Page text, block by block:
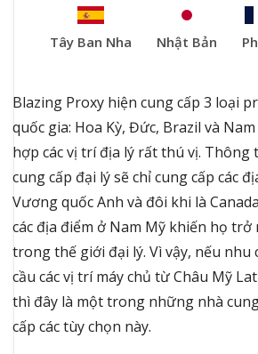
Tây Ban Nha Nhật Bản
Blazing Proxy hiện cung cấp 3 loại
quốc gia: Hoa Kỳ, Đức, Brazil và
hợp các vị trí địa lý rất thú vị. Thông
cung cấp đại lý sẽ chỉ cung cấp các
Vương quốc Anh và đôi khi là
các địa điểm ở Nam Mỹ khiến họ trở
trong thế giới đại lý. Vì vậy, nếu nhu
cầu các vị trí máy chủ từ Châu Mỹ
thì đây là một trong những nhà
cấp các tùy chọn này.